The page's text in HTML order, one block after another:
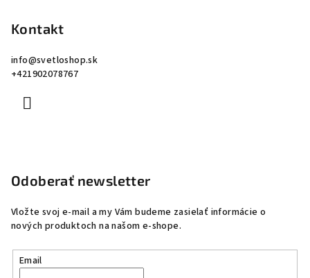
Kontakt
info@svetloshop.sk
+421902078767
Odoberať newsletter
Vložte svoj e-mail a my Vám budeme zasielať informácie o
nových produktoch na našom e-shope.
Email